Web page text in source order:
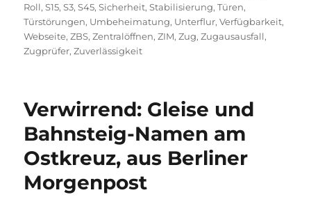
Roll,S15,S3,S45,Sicherheit,Stabilisierung,Türen,
Türstörungen, Umbeheimatung, Unterflur,Verfügbarkeit,
Webseite,ZBS,Zentralöffnen,ZIM,Zug,Zugausausfall,
Zugprüfer,Zuverlässigkeit
Verwirrend: Gleise und
Bahnsteig-Namen am
Ostkreuz, aus Berliner
Morgenpost